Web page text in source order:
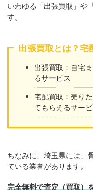
いわゆる「出張買取」や
す。
出張買取とは？宅
出張買取：自宅
るサービス
宅配買取：売り
てもらえるサー
ちなみに、埼玉県には、
ている業者があります。
完全無料で査定（買取）